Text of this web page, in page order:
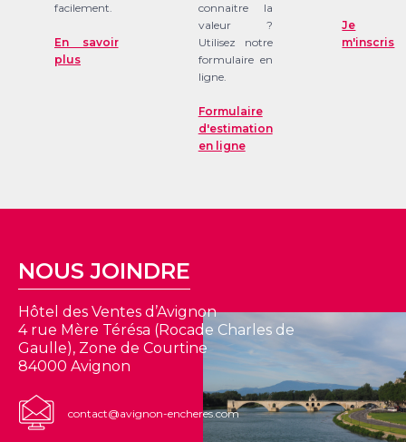
facilement.
En savoir
plus
connaitre la
valeur ?
Utilisez notre
formulaire en
ligne.
Formulaire
d'estimation
en ligne
Je
m'inscris
NOUS JOINDRE
Hôtel des Ventes d’Avignon
4 rue Mère Térésa (Rocade Charles de
Gaulle), Zone de Courtine
84000 Avignon
contact@avignon-encheres.com